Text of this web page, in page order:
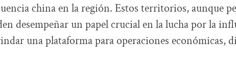
china en la región. Estos territorios, aunque
desempeñar un papel crucial en la lucha por la
una plataforma para operaciones económicas,